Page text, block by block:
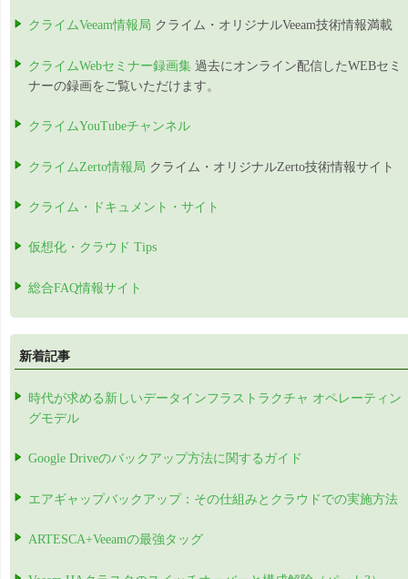
クライムVeeam情報局 クライム・オリジナルVeeam技術情報満載
クライムWebセミナー録画集 過去にオンライン配信したWEBセミ
ナーの録画をご覧いただけます。
クライムYouTubeチャンネル
クライムZerto情報局 クライム・オリジナルZerto技術情報サイト
クライム・ドキュメント・サイト
仮想化・クラウド Tips
総合FAQ情報サイト
新着記事
時代が求める新しいデータインフラストラクチャ オペレーティン
グモデル
Google Driveのバックアップ方法に関するガイド
エアギャップバックアップ：その仕組みとクラウドでの実施方法
ARTESCA+Veeamの最強タッグ